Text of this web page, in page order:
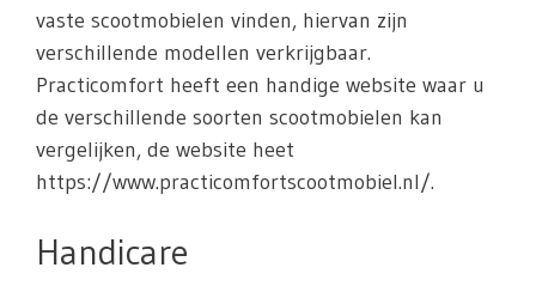
vaste scootmobielen vinden, hiervan zijn
verschillende modellen verkrijgbaar.
Practicomfort heeft een handige website waar u
de verschillende soorten scootmobielen kan
vergelijken, de website heet
https://www.practicomfortscootmobiel.nl/.
Handicare